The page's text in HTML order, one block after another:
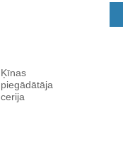
Ķīnas
piegādātāja
cerija